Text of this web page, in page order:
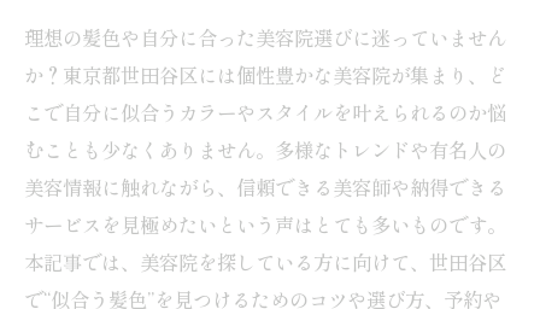
理想の髪色や自分に合った美容院選びに迷っていません
か？東京都世田谷区には個性豊かな美容院が集まり、ど
こで自分に似合うカラーやスタイルを叶えられるのか悩
むことも少なくありません。多様なトレンドや有名人の
美容情報に触れながら、信頼できる美容師や納得できる
サービスを見極めたいという声はとても多いものです。
本記事では、美容院を探している方に向けて、世田谷区
で“似合う髪色”を見つけるためのコツや選び方、予約や